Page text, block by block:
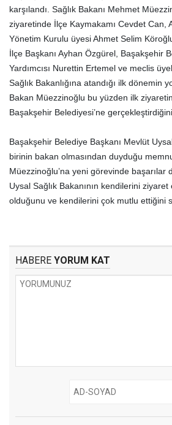
karşılandı. Sağlık Bakanı Mehmet
ziyaretinde İlçe Kaymakamı Cevdet Can,
Yönetim Kurulu üyesi Ahmet Selim
İlçe Başkanı Ayhan Özgürel, Başakşehir
Yardımcısı Nurettin Ertemel ve meclis
Sağlık Bakanlığına atandığı ilk dönemin
Bakan Müezzinoğlu bu yüzden ilk
Başakşehir Belediyesi’ne
Başakşehir Belediye Başkanı Mevlüt
birinin bakan olmasından duyduğu
Müezzinoğlu’na yeni görevinde başarılar
Uysal Sağlık Bakanının kendilerini
olduğunu ve kendilerini çok mutlu ettiğini
HABERE YORUM KAT